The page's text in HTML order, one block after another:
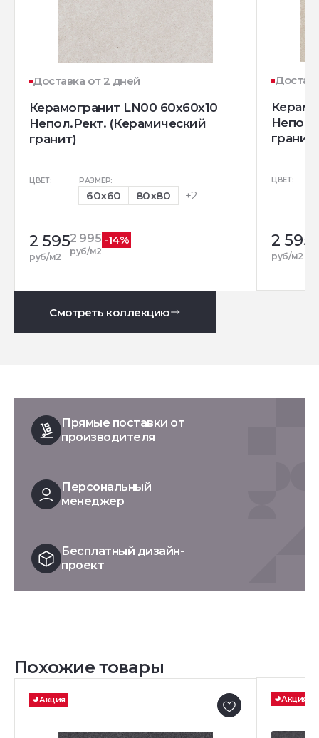
Доставка от 2 дней
Керамогранит LN00 60x60x10
Непол.Рект. (Керамический
гранит)
ЦВЕТ: РАЗМЕР:
60x60 80x80 +2
2 595
руб/м2
2 995
руб/м2
-14%
гранит)
ЦВЕТ:
2 595
руб/м2
Смотреть коллекцию
Прямые поставки от
производителя
Персональный
менеджер
Бесплатный дизайн-
проект
Похожие товары
Акция Акция